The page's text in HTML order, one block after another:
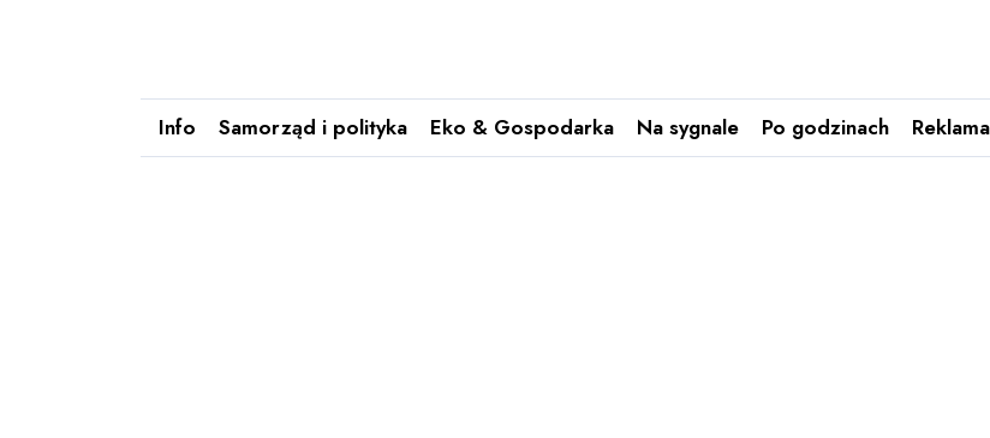
Info Samorząd i polityka Eko & Gospodarka Na sygnale Po godzinach Reklama